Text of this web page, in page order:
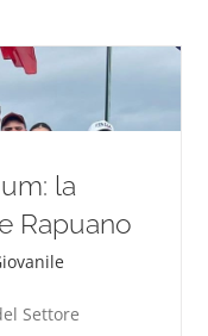
la
Rapuano
Settore